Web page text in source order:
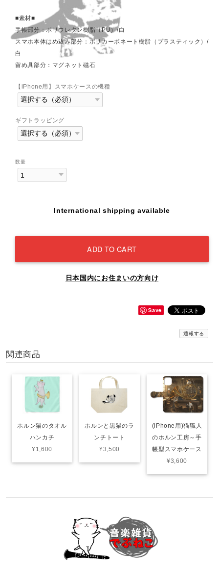
■素材■
手帳部分：ポリウレタン樹脂（PU）/白
スマホ本体はめ込み部分：ポリカーボネート樹脂（プラスティック）/
白
留め具部分：マグネット磁石
【iPhone用】スマホケースの機種
ギフトラッピング
数量
International shipping available
ADD TO CART
日本国内にお住まいの方向け
Save
通報する
関連商品
ホルン猫のタオル
ハンカチ
¥1,600
ホルンと黒猫のラ
ンチトート
¥3,500
(iPhone用)猫職人
のホルン工房～手
帳型スマホケース
¥3,600